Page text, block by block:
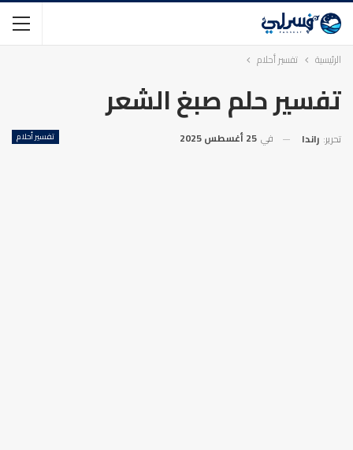
الرئيسية تفسير أحلام
تفسير حلم صبغ الشعر
تفسير أحلام تحرير: راندا في 25 أغسطس 2025